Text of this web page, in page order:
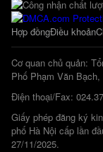
Hợp đồngĐiều khoản
Cơ quan chủ quản:
Phố Phạm Văn
Điện thoại/Fax:
Giấy phép đăng ký
phố Hà Nội cấp lần
27/11/2025.